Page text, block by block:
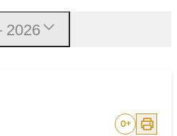
0+
2026